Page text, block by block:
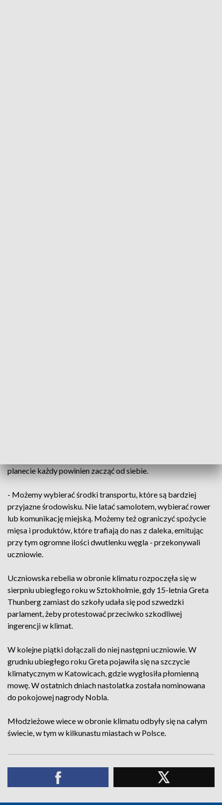
planecie każdy powinien zacząć od siebie.
- Możemy wybierać środki transportu, które są bardziej
przyjazne środowisku. Nie latać samolotem, wybierać rower
lub komunikację miejską. Możemy też ograniczyć spożycie
mięsa i produktów, które trafiają do nas z daleka, emitując
przy tym ogromne ilości dwutlenku węgla - przekonywali
uczniowie.
Uczniowska rebelia w obronie klimatu rozpoczęła się w
sierpniu ubiegłego roku w Sztokholmie, gdy 15-letnia Greta
Thunberg zamiast do szkoły udała się pod szwedzki
parlament, żeby protestować przeciwko szkodliwej
ingerencji w klimat.
W kolejne piątki dołączali do niej następni uczniowie. W
grudniu ubiegłego roku Greta pojawiła się na szczycie
klimatycznym w Katowicach, gdzie wygłosiła płomienną
mowę. W ostatnich dniach nastolatka została nominowana
do pokojowej nagrody Nobla.
Młodzieżowe wiece w obronie klimatu odbyły się na całym
świecie, w tym w kilkunastu miastach w Polsce.